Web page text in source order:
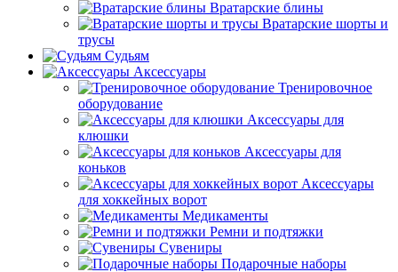
Вратарские блины
Вратарские шорты и
трусы
Судьям
Аксессуары
Тренировочное
оборудование
Аксессуары для
клюшки
Аксессуары для
коньков
Аксессуары
для хоккейных ворот
Медикаменты
Ремни и подтяжки
Сувениры
Подарочные наборы